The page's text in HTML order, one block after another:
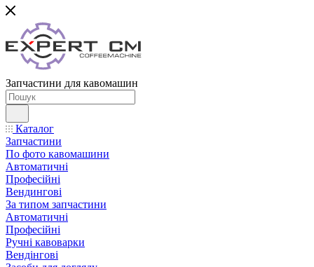
Запчастини для кавомашин
Каталог
Запчастини
По фото кавомашини
Автоматичні
Професійні
Вендингові
За типом запчастини
Автоматичні
Професійні
Ручні кавоварки
Вендінгові